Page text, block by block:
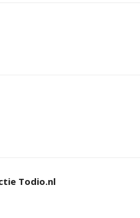
Todio.nl